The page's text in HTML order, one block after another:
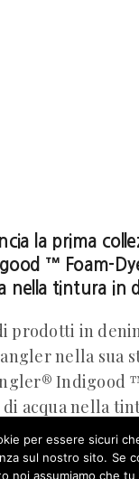
la prima
™ Foam-
nella tintura in
prodotti in
nella sua
Indigood
di acqua nella
06/2019
Learn more about
per essere sicuri
sul nostro sito. Se
noi assumiamo che tu